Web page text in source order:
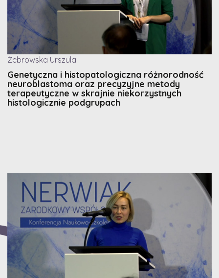
Żebrowska Urszula
Genetyczna i histopatologiczna różnorodność
neuroblastoma oraz precyzyjne metody
terapeutyczne w skrajnie niekorzystnych
histologicznie podgrupach